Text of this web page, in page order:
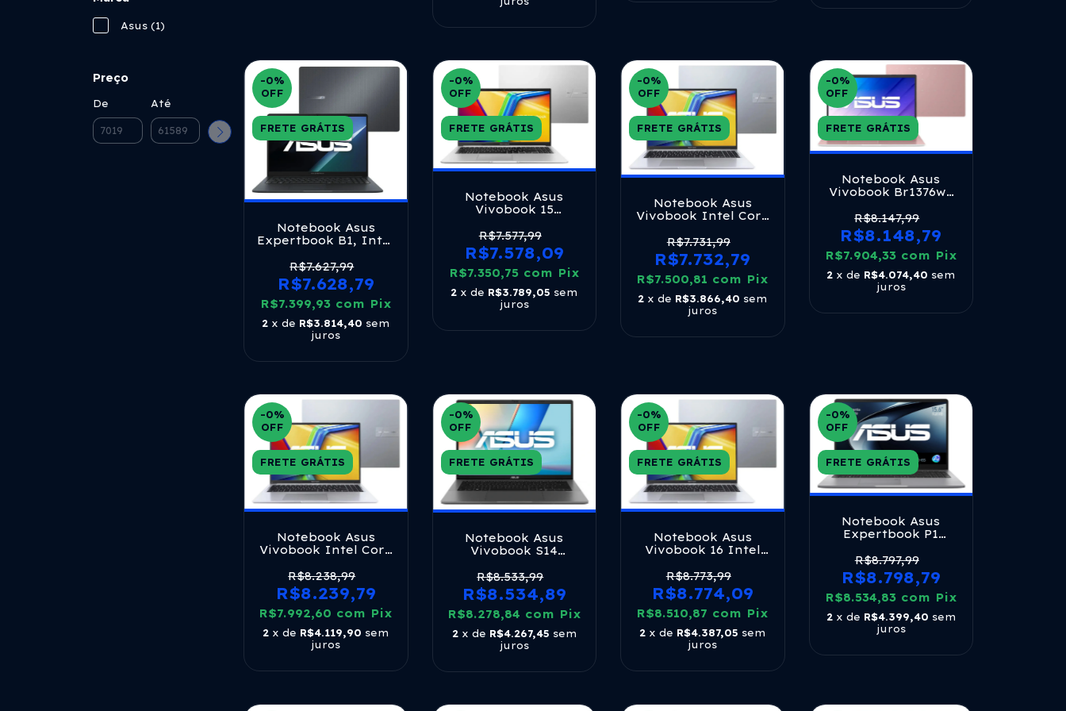
Asus (1)
Preço
De Até
-0%
OFF
FRETE GRÁTIS
Notebook Asus
Expertbook B1, Intel
Ghz, 8gb Ram, 512gb
Ssd, Tela 15.6 Fhd,
Windows 11 Pro,
Gentle Grey -
B1503cva_br-s70007x
R$7.627,99
R$7.628,79
R$7.399,93 com Pix
2 x de R$3.814,40 sem
juros
-0%
OFF
FRETE GRÁTIS
Notebook Asus
Vivobook 15
7 5825u 16gb Ram
512gb Ssd Windows
11 Home Tela 15.6
Led Fhd Silver -
Nj655w
R$7.577,99
R$7.578,09
R$7.350,75 com Pix
2 x de R$3.789,05 sem
juros
-0%
OFF
FRETE GRÁTIS
Notebook Asus
Vivobook Intel Core
W11 Cool Silver
R$7.731,99
R$7.732,79
R$7.500,81 com Pix
2 x de R$3.866,40 sem
juros
-0%
OFF
FRETE GRÁTIS
Notebook Asus
Vivobook Br1376ws
E-mmc W11 Rose
Pink
R$8.147,99
R$8.148,79
R$7.904,33 com Pix
2 x de R$4.074,40 sem
juros
-0%
OFF
FRETE GRÁTIS
Notebook Asus
Vivobook Intel Core
W11 Cool Silver
Prateado
R$8.238,99
R$8.239,79
R$7.992,60 com Pix
2 x de R$4.119,90 sem
juros
-0%
OFF
FRETE GRÁTIS
Notebook Asus
Vivobook S14
Ultra 5 225h 16gb
Ram 512gb Ssd
Linux Keepos Tela
14 Led Fhd Gray -
Ly171 Matte Gray
R$8.533,99
R$8.534,89
R$8.278,84 com Pix
2 x de R$4.267,45 sem
juros
-0%
OFF
FRETE GRÁTIS
Notebook Asus
Vivobook 16 Intel
Ram 1tb Ssd
Windows 11 Home
Tela 16 Fhd Cool
Silver X1605va-
mb764w Prateado
R$8.773,99
R$8.774,09
R$8.510,87 com Pix
2 x de R$4.387,05 sem
juros
-0%
OFF
FRETE GRÁTIS
Notebook Asus
Expertbook P1
5, 8gb Ram, 512gb
Ssd, W11 Home, Tela
15.6' Fhd Ips, Misty
Grey -
Pm1503cda_br-
s70001w
R$8.797,99
R$8.798,79
R$8.534,83 com Pix
2 x de R$4.399,40 sem
juros